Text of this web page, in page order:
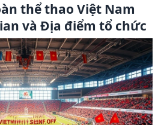
thể thao Việt Nam
và Địa điểm tổ chức